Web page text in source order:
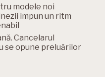
modele noi
impun un ritm
Cancelarul
se opune preluărilor